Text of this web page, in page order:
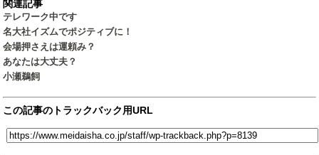
関連記事
テレワーク中です
名大社イズムでポジティブに！
会場押さえは運頼み？
あなたは大丈夫？
小瀬鵜飼
この記事のトラックバック用URL